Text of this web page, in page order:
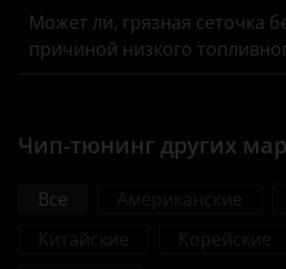
Может ли, грязная сеточка
причиной низкого
Чип-тюнинг других
Все